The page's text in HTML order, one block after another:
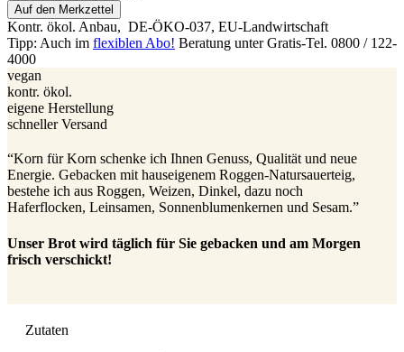
Auf den Merkzettel
Kontr. ökol. Anbau, DE-ÖKO-037, EU-Landwirtschaft
Tipp: Auch im flexiblen Abo! Beratung unter Gratis-Tel. 0800 / 122-
4000
vegan
kontr. ökol.
eigene Herstellung
schneller Versand
“Korn für Korn schenke ich Ihnen Genuss, Qualität und neue
Energie. Gebacken mit hauseigenem Roggen-Natursauerteig,
bestehe ich aus Roggen, Weizen, Dinkel, dazu noch
Haferflocken, Leinsamen, Sonnenblumenkernen und Sesam.”
Unser Brot wird täglich für Sie gebacken und am Morgen
frisch verschickt!
Zutaten